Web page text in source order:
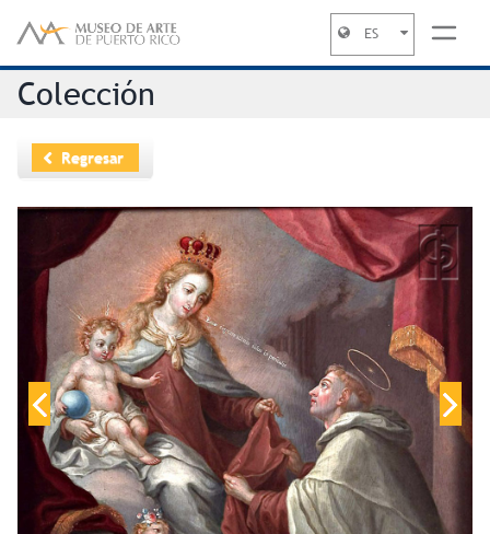
ES
Colección
Regresar